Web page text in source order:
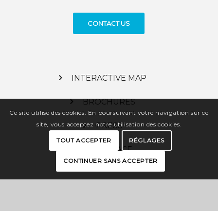
CONTACT US
INTERACTIVE MAP
BROCHURES
PRESS
PRO SPACE
Ce site utilise des cookies. En poursuivant votre navigation sur ce
site, vous acceptez notre utilisation des cookies.
TOUT ACCEPTER RÉGLAGES
CONTINUER SANS ACCEPTER